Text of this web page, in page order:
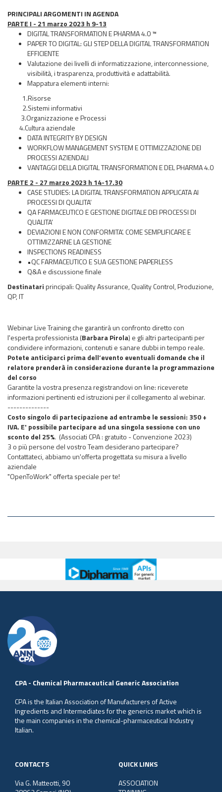
PRINCIPALI ARGOMENTI IN AGENDA
PARTE I - 21 marzo 2023 h 9-13
DIGITAL TRANSFORMATION E PHARMA 4.0 ™
PAPER TO DIGITAL: GLI STEP DELLA DIGITAL TRANSFORMATION
EFFICIENTE
Valutazione dei livelli di informatizzazione, interconnessione,
visibilità, i trasparenza, produttività e adattabilità.
Mappatura elementi interni:
1.Risorse
2.Sistemi informativi
3.Organizzazione e Processi
4.Cultura aziendale
DATA INTEGRITY BY DESIGN
WORKFLOW MANAGEMENT SYSTEM E OTTIMIZZAZIONE DEI
PROCESSI AZIENDALI
VANTAGGI DELLA DIGITAL TRANSFORMATION E DEL PHARMA 4.0
PARTE 2 - 27 marzo 2023 h 14-17.30
CASE STUDIES: LA DIGITAL TRANSFORMATION APPLICATA AI
PROCESSI DI QUALITA’
QA FARMACEUTICO E GESTIONE DIGITALE DEI PROCESSI DI
QUALITA’
DEVIAZIONI E NON CONFORMITA’. COME SEMPLIFICARE E
OTTIMIZZARNE LA GESTIONE
INSPECTIONS READINESS
•QC FARMACEUTICO E SUA GESTIONE PAPERLESS
Q&A e discussione finale
Destinatariprincipali: Quality Assurance, Quality Control, Produzione,
QP, IT
Webinar Live Training che garantirà un confronto diretto con
l'esperta professionista (Barbara Pirola) e gli altri partecipanti per
condividere informazioni, contenuti e sanare dubbi in tempo reale.
Potete anticiparci prima dell’evento eventuali domande che il
relatore prenderà in considerazione durante la programmazione
del corso
Garantite la vostra presenza registrandovi on line: riceverete
informazioni pertinenti ed istruzioni per il collegamento al webinar.
--------------
Costo singolo di partecipazione ad entrambe le sessioni: 350 +
IVA. E' possibile partecipare ad una singola sessione con uno
sconto del 25%. (Associati CPA : gratuito - Convenzione 2023)
3 o più persone del vostro Team desiderano partecipare?
Contattateci, abbiamo un'offerta progettata su misura a livello
aziendale
"OpenToWork" offerta speciale per te!
CPA - Chemical Pharmaceutical Generic Association
CPA is the Italian Association of Manufacturers of Active
Ingredients and Intermediates for the generics market which is
the main companies in the chemical-pharmaceutical Industry
Italian.
CONTACTS
Via G. Matteotti, 90
QUICK LINKS
ASSOCIATION